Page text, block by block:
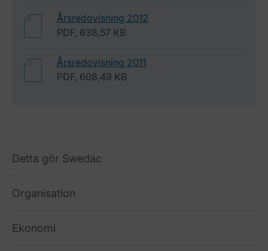
Årsredovisning 2012
PDF, 638,57 KB
Årsredovisning 2011
PDF, 608,49 KB
Detta gör Swedac
Organisation
Ekonomi